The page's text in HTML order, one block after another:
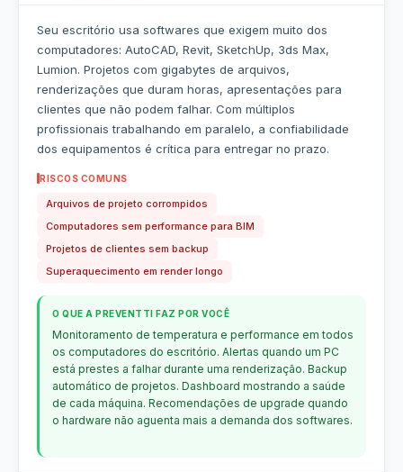
Seu escritório usa softwares que exigem muito dos
computadores: AutoCAD, Revit, SketchUp, 3ds Max,
Lumion. Projetos com gigabytes de arquivos,
renderizações que duram horas, apresentações para
clientes que não podem falhar. Com múltiplos
profissionais trabalhando em paralelo, a confiabilidade
dos equipamentos é crítica para entregar no prazo.
RISCOS COMUNS
Arquivos de projeto corrompidos
Computadores sem performance para BIM
Projetos de clientes sem backup
Superaquecimento em render longo
O QUE A PREVENTTI FAZ POR VOCÊ
Monitoramento de temperatura e performance em todos
os computadores do escritório. Alertas quando um PC
está prestes a falhar durante uma renderização. Backup
automático de projetos. Dashboard mostrando a saúde
de cada máquina. Recomendações de upgrade quando
o hardware não aguenta mais a demanda dos softwares.